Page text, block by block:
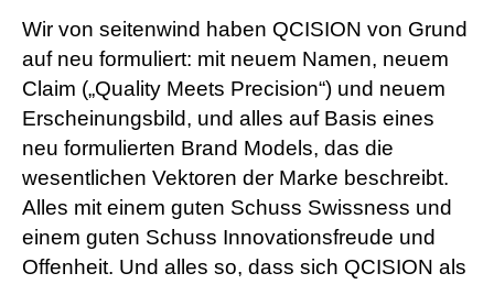
Wir von seitenwind haben QCISION von Grund
auf neu formuliert: mit neuem Namen, neuem
Claim („Quality Meets Precision“) und neuem
Erscheinungsbild, und alles auf Basis eines
neu formulierten Brand Models, das die
wesentlichen Vektoren der Marke beschreibt.
Alles mit einem guten Schuss Swissness und
einem guten Schuss Innovationsfreude und
Offenheit. Und alles so, dass sich QCISION als